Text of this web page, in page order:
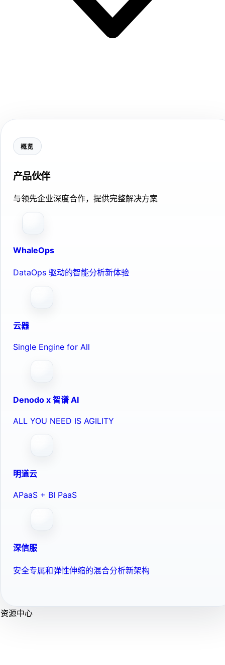
概览
产品伙伴
与领先企业深度合作，提供完整解决方案
WhaleOps
DataOps 驱动的智能分析新体验
云器
Single Engine for All
Denodo x 智谱 AI
ALL YOU NEED IS AGILITY
明道云
APaaS + BI PaaS
深信服
安全专属和弹性伸缩的混合分析新架构
资源中心